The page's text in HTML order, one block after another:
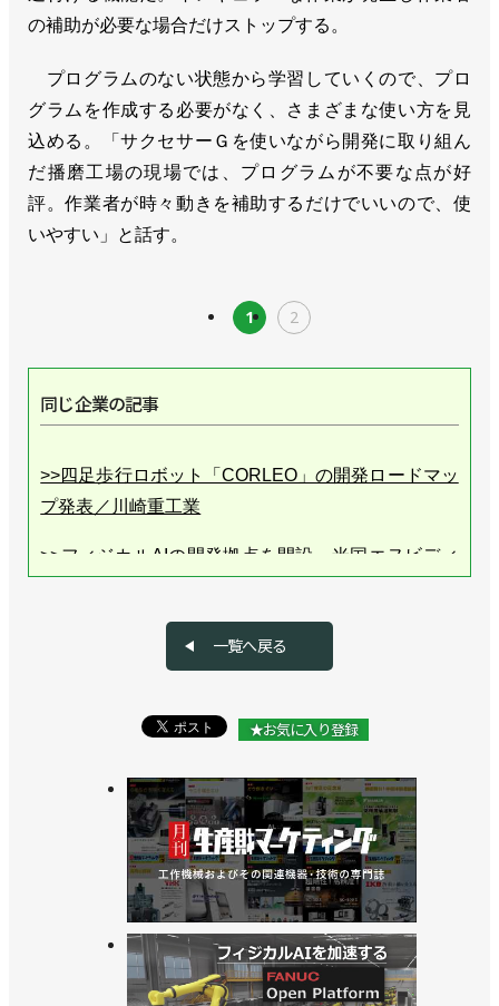
の補助が必要な場合だけストップする。
プログラムのない状態から学習していくので、プロ
グラムを作成する必要がなく、さまざまな使い方を見
込める。「サクセサーＧを使いながら開発に取り組ん
だ播磨工場の現場では、プログラムが不要な点が好
評。作業者が時々動きを補助するだけでいいので、使
いやすい」と話す。
1 2
同じ企業の記事
>>四足歩行ロボット「CORLEO」の開発ロードマッ
プ発表／川崎重工業
>>フィジカルAIの開発拠点を開設、米国エヌビディ
>>高速パレタイズロボット「CP110L」を発売、最
大可搬質量110kgでコンパクト ／川崎重工業
>>25kg可搬のコンパクトな汎用ロボット発売／川崎
>>アストーの教育用ロボット販売に向け検討を開始
／川崎重工業
>>産業用ロボットのプログラミング支援ソフトを発
売／川崎重工業
>>物流業界向け内覧会でデバンニングロボットの高
速化をアピール／川崎重工業
一覧へ戻る
★お気に入り登録